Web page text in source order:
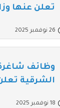
تعلن عنها
26 نوفمبر 2025
وظائف
الشرقية
18 نوفمبر 2025